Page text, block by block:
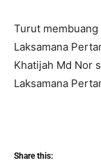
Turut
Laksamana
Khatijah Md Nor
Laksamana
Share this: